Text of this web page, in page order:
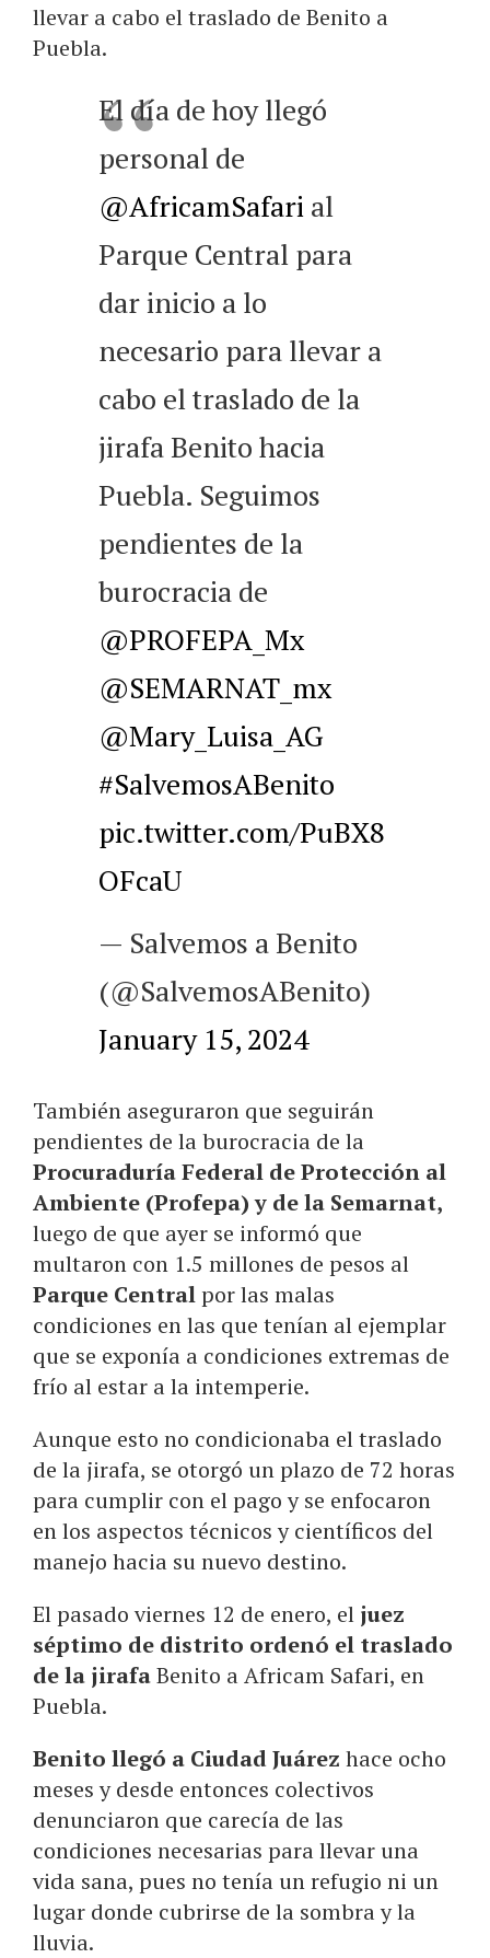
llevar a cabo el traslado de Benito a
Puebla.
El día de hoy llegó
personal de
@AfricamSafari al
Parque Central para
dar inicio a lo
necesario para llevar a
cabo el traslado de la
jirafa Benito hacia
Puebla. Seguimos
pendientes de la
burocracia de
@PROFEPA_Mx
@SEMARNAT_mx
@Mary_Luisa_AG
#SalvemosABenito
pic.twitter.com/PuBX8
OFcaU
— Salvemos a Benito
(@SalvemosABenito)
January 15, 2024
También aseguraron que seguirán
pendientes de la burocracia de la
Procuraduría Federal de Protección al
Ambiente (Profepa) y de la Semarnat,
luego de que ayer se informó que
multaron con 1.5 millones de pesos al
Parque Centralpor las malas
condiciones en las que tenían al ejemplar
que se exponía a condiciones extremas de
frío al estar a la intemperie.
Aunque esto no condicionaba el traslado
de la jirafa, se otorgó un plazo de 72 horas
para cumplir con el pago y se enfocaron
en los aspectos técnicos y científicos del
manejo hacia su nuevo destino.
El pasado viernes 12 de enero, el juez
séptimo de distrito ordenó el traslado
de la jirafaBenito a Africam Safari, en
Puebla.
Benito llegó a Ciudad Juárez hace ocho
meses y desde entonces colectivos
denunciaron que carecía de las
condiciones necesarias para llevar una
vida sana, pues no tenía un refugio ni un
lugar donde cubrirse de la sombra y la
lluvia.